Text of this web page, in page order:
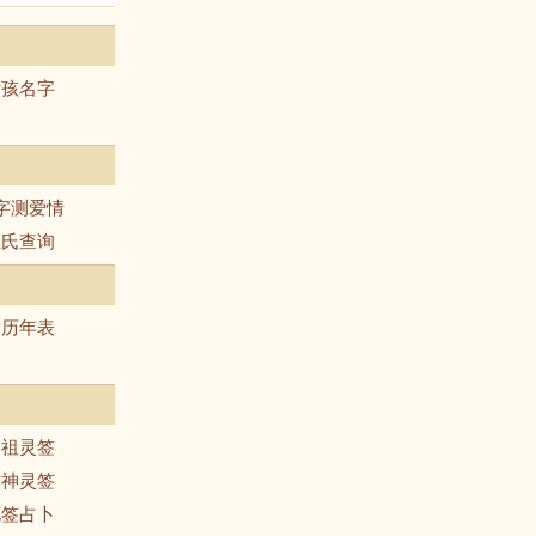
名字
测爱情
查询
年表
灵签
灵签
占卜